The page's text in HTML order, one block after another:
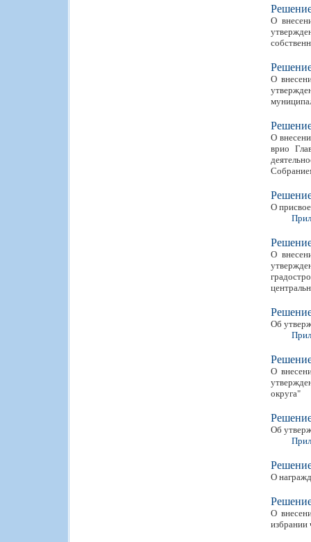
О
О
О
врио
О
О
Об
О
округа"
Об
О
О
избрании